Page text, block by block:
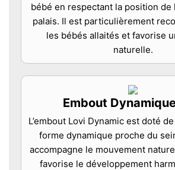
bébé en respectant la position de
palais. Il est particulièrement
les bébés allaités et favorise
naturelle.
Embout
L’embout Lovi Dynamic est doté
forme dynamique proche du
accompagne le mouvement
favorise le développement